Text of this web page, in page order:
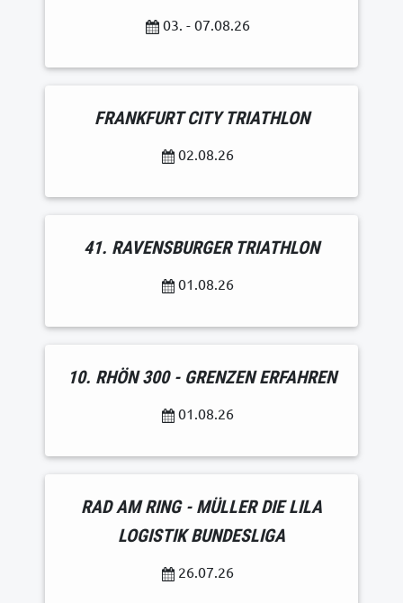
03. - 07.08.26
FRANKFURT CITY TRIATHLON
02.08.26
41. RAVENSBURGER TRIATHLON
01.08.26
10. RHÖN 300 - GRENZEN ERFAHREN
01.08.26
RAD AM RING - MÜLLER DIE LILA
LOGISTIK BUNDESLIGA
26.07.26